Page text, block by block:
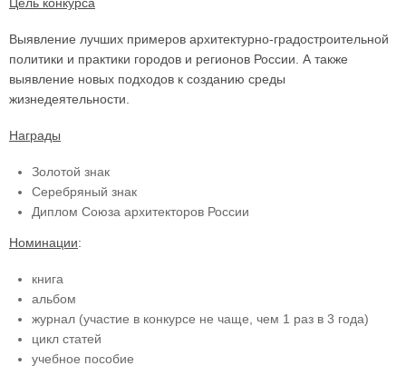
Выявление лучших примеров архитектурно-градостроительной
политики и практики городов и регионов России. А также
выявление новых подходов к созданию среды
жизнедеятельности.
Награды
Золотой знак
Серебряный знак
Диплом Союза архитекторов России
Номинации:
книга
альбом
журнал (участие в конкурсе не чаще, чем 1 раз в 3 года)
цикл статей
учебное пособие